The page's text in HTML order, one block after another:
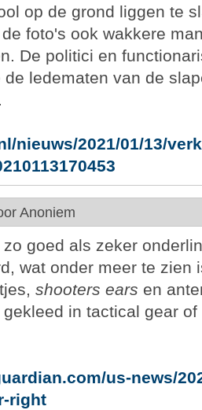
op de grond liggen te
foto's ook wakkere
De politici en
ledematen van de
nieuws/2021/01/13/
Anoniem
goed als zeker
wat onder meer te zien
shooters ears en
in tactical gear
us-news/
right